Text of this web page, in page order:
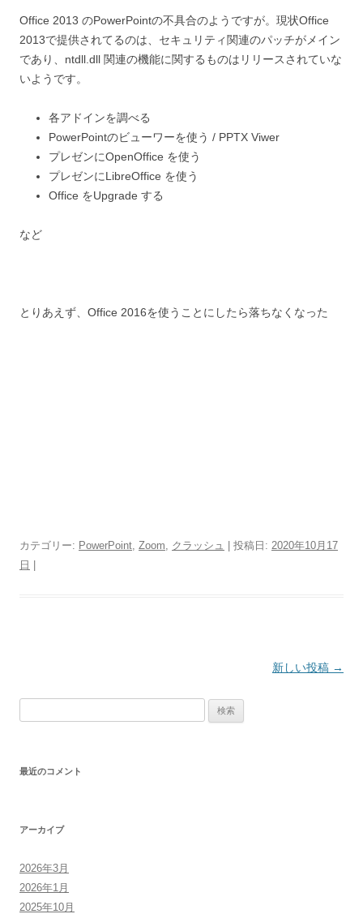
Office 2013 のPowerPointの不具合のようですが。現状Office
2013で提供されてるのは、セキュリティ関連のパッチがメイン
であり、ntdll.dll 関連の機能に関するものはリリースされていな
いようです。
各アドインを調べる
PowerPointのビューワーを使う / PPTX Viwer
プレゼンにOpenOffice を使う
プレゼンにLibreOffice を使う
Office をUpgrade する
など
とりあえず、Office 2016を使うことにしたら落ちなくなった
カテゴリー: PowerPoint, Zoom, クラッシュ | 投稿日: 2020年10月17
日
ョ
新しい投稿 →
最近のコメント
アーカイブ
2026年3月
2026年1月
2025年10月